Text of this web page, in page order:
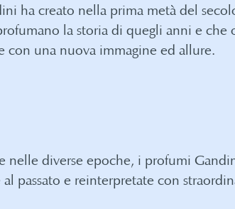
ha creato nella prima metà del
la storia di quegli anni e che
con una nuova immagine ed allure.
nelle diverse epoche, i profumi
passato e reinterpretate con